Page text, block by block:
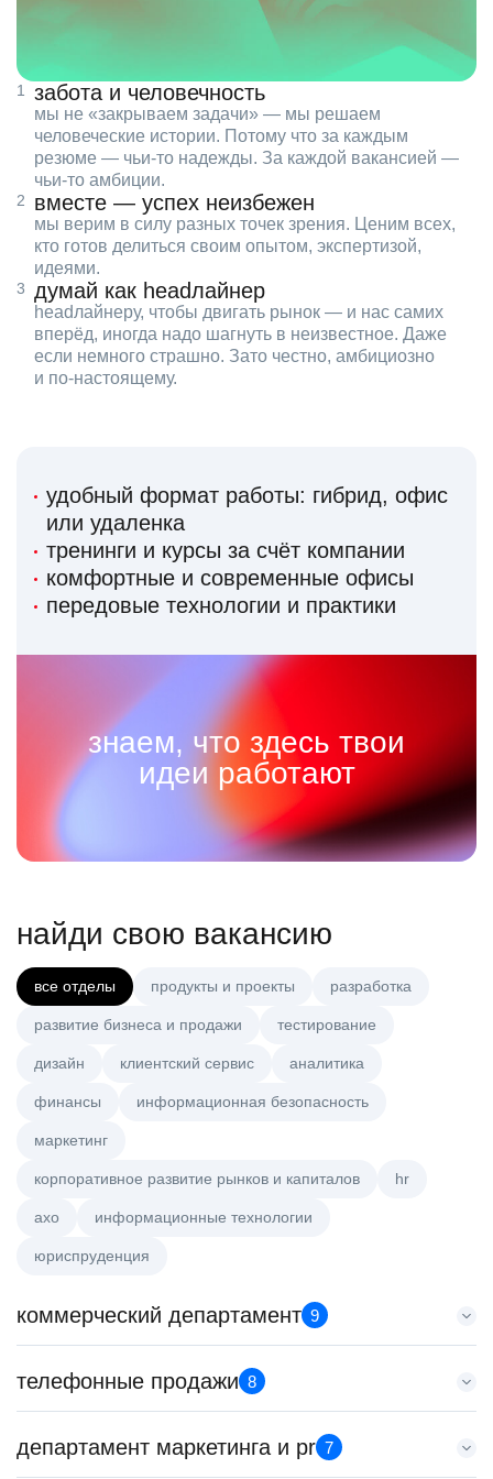
забота и человечность
мы не «закрываем задачи» — мы решаем
человеческие истории. Потому что за каждым
резюме — чьи‑то надежды. За каждой вакансией —
чьи‑то амбиции.
вместе — успех неизбежен
мы верим в силу разных точек зрения. Ценим всех,
кто готов делиться своим опытом, экспертизой,
идеями.
думай как headлайнер
headлайнеру, чтобы двигать рынок — и нас самих
вперёд, иногда надо шагнуть в неизвестное. Даже
если немного страшно. Зато честно, амбициозно
и по‑настоящему.
удобный формат работы: гибрид, офис
или удаленка
тренинги и курсы за счёт компании
комфортные и современные офисы
передовые технологии и практики
знаем, что здесь твои
идеи работают
найди свою вакансию
все отделы продукты и проекты разработка
развитие бизнеса и продажи тестирование
дизайн клиентский сервис аналитика
финансы информационная безопасность
маркетинг
корпоративное развитие рынков и капиталов hr
axo информационные технологии
юриспруденция
коммерческий департамент 9
Key Account Manager (EdTech)
HeadHunter::Коммерческий департамент
150000 ₽
телефонные продажи 8
Менеджер по продажам в сегменте малого и среднего
бизнеса
департамент маркетинга и pr 7